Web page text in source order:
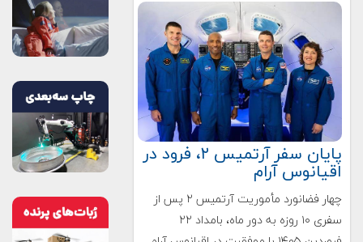
پایان سفر آرتمیس ۲، فرود در
اقیانوس آرام
چهار فضانورد مأموریت آرتمیس ۲ پس از
سفری ۱۰ روزه به دور ماه، بامداد ۲۲